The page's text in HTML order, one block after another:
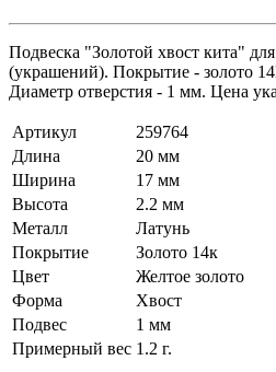
Подвеска "Золотой хвост кита"
(украшений). Покрытие - золото
Диаметр отверстия - 1 мм. Цена
Артикул
259764
Длина
20 мм
Ширина
17 мм
Высота
2.2 мм
Металл
Латунь
Покрытие
Золото 14к
Цвет
Желтое золото
Форма
Хвост
Подвес
1 мм
Примерный вес 1.2 г.